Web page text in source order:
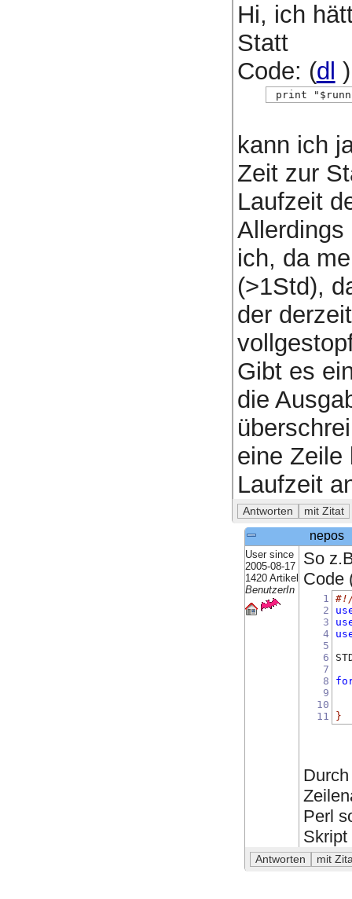
Hi, ich
Statt
Code: (dl )
print
kann ich
Zeit zur
Laufzeit
Allerdings
ich, da
(>1Std),
der
Gibt es
die
eine Zeile
Laufzeit
nepos
User since
2005-08-17
1420 Artikel
BenutzerIn
So
Code
1
2
3
4
5
6
7
8
9
10
11
}
Perl
Skript